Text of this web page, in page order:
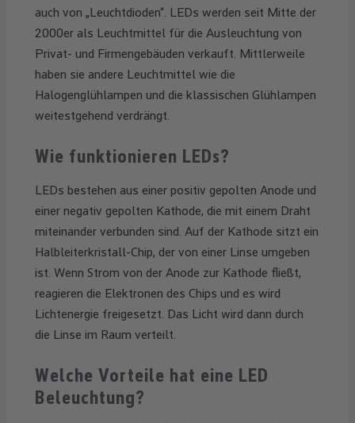
auch von „Leuchtdioden“. LEDs werden seit Mitte der
2000er als Leuchtmittel für die Ausleuchtung von
Privat- und Firmengebäuden verkauft. Mittlerweile
haben sie andere Leuchtmittel wie die
Halogenglühlampen und die klassischen Glühlampen
weitestgehend verdrängt.
Wie funktionieren LEDs?
LEDs bestehen aus einer positiv gepolten Anode und
einer negativ gepolten Kathode, die mit einem Draht
miteinander verbunden sind. Auf der Kathode sitzt ein
Halbleiterkristall-Chip, der von einer Linse umgeben
ist. Wenn Strom von der Anode zur Kathode fließt,
reagieren die Elektronen des Chips und es wird
Lichtenergie freigesetzt. Das Licht wird dann durch
die Linse im Raum verteilt.
Welche Vorteile hat eine LED
Beleuchtung?